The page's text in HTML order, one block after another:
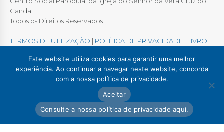
Candal
Todos os Direitos Reservados
TERMOS DE UTILIZAÇÃO | POLÍTICA DE PRIVACIDADE | LIVRO
Colégio / Creche Candal
Creche Madalena
Creche Afurada
Lar Padre Alves Correia
Este website utiliza cookies para garantir uma melhor
experiência. Ao continuar a navegar neste website, concorda
com a nossa política de privacidade.
Aceitar
Consulte a nossa política de privacidade aqui.